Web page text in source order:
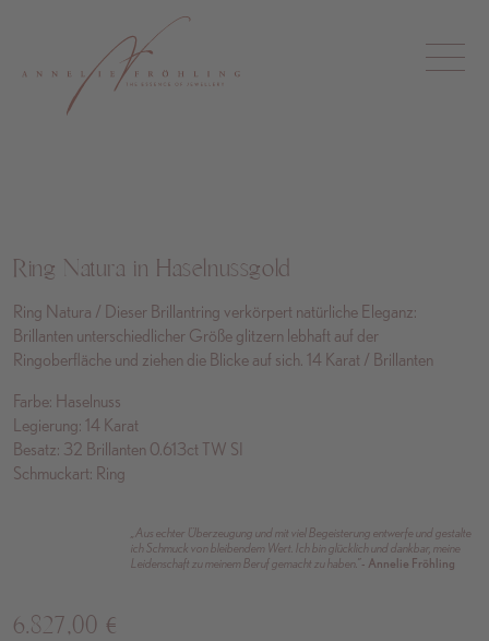
Ring Natura in Haselnussgold
Ring Natura / Dieser Brillantring verkörpert natürliche Eleganz:
Brillanten unterschiedlicher Größe glitzern lebhaft auf der
Ringoberfläche und ziehen die Blicke auf sich. 14 Karat / Brillanten
Farbe: Haselnuss
Legierung: 14 Karat
Besatz: 32 Brillanten 0.613ct TW SI
Schmuckart: Ring
„Aus echter Überzeugung und mit viel Begeisterung entwerfe und gestalte
ich Schmuck von bleibendem Wert. Ich bin glücklich und dankbar, meine
Leidenschaft zu meinem Beruf gemacht zu haben.”- Annelie Fröhling
6.827,00 €